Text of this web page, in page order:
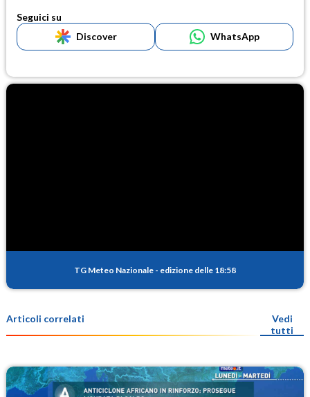
Seguici su
Discover
WhatsApp
TG Meteo Nazionale - edizione delle 18:58
Articoli correlati
Vedi
tutti